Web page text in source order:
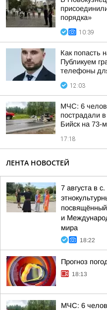
порядка»
10:39
Как попасть
Публикуем
телефоны
12:03
МЧС: 6
пострадали
Бийск на 73-
17:18
ЛЕНТА НОВОСТЕЙ
7 августа в
и
мира
18:22
Прогноз
18:13
МЧС: 6